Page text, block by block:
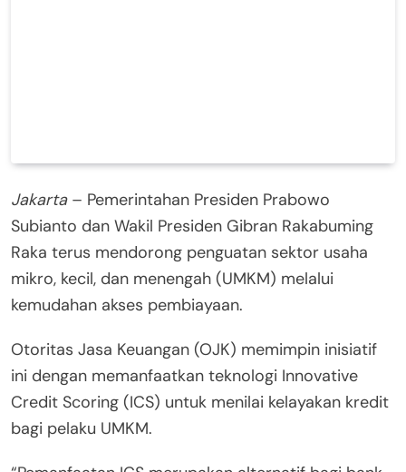
Jakarta– Pemerintahan Presiden Prabowo
Subianto dan Wakil Presiden Gibran Rakabuming
Raka terus mendorong penguatan sektor usaha
mikro, kecil, dan menengah (UMKM) melalui
kemudahan akses pembiayaan.
Otoritas Jasa Keuangan (OJK) memimpin inisiatif
ini dengan memanfaatkan teknologi Innovative
Credit Scoring (ICS) untuk menilai kelayakan kredit
bagi pelaku UMKM.